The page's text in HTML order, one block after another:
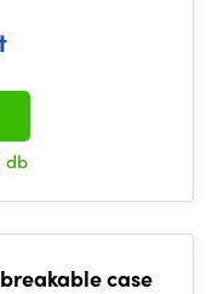
db
case